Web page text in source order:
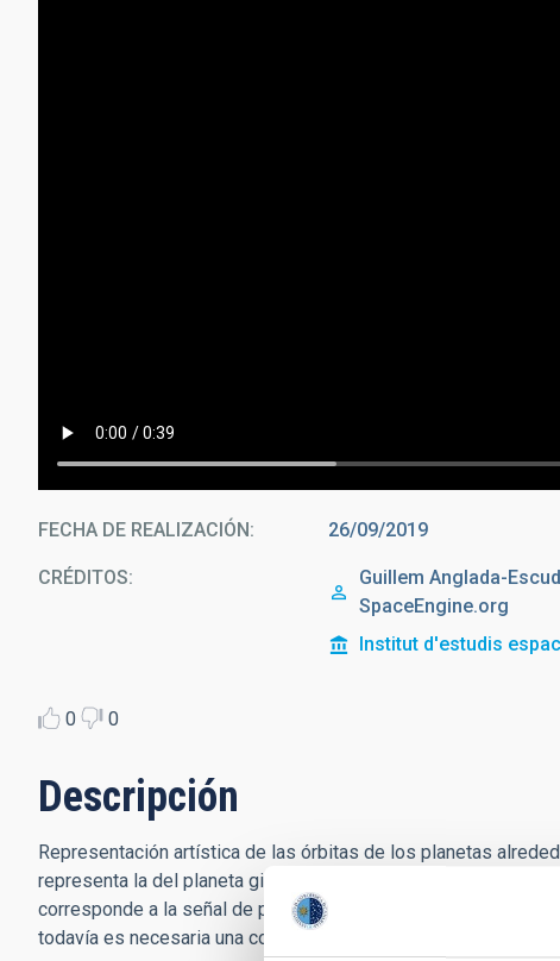
FECHA DE REALIZACIÓN 26/09/2019
CRÉDITOS
Guillem Anglada-
SpaceEngine.org
Institut d'estudis
0 0
Descripción
Representación artística de las órbitas de los planetas
representa la del planeta gigante presentado en el artículo,
corresponde a la señal de período más largo que también se
todavía es necesaria una confirmación.